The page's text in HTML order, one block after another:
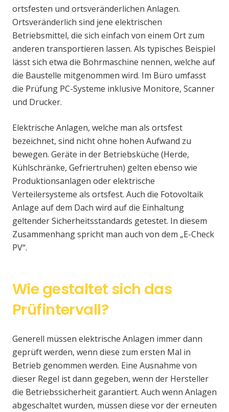
ortsfesten und ortsveränderlichen Anlagen.
Ortsveränderlich sind jene elektrischen
Betriebsmittel, die sich einfach von einem Ort zum
anderen transportieren lassen. Als typisches Beispiel
lässt sich etwa die Bohrmaschine nennen, welche auf
die Baustelle mitgenommen wird. Im Büro umfasst
die Prüfung PC-Systeme inklusive Monitore, Scanner
und Drucker.
Elektrische Anlagen, welche man als ortsfest
bezeichnet, sind nicht ohne hohen Aufwand zu
bewegen. Geräte in der Betriebsküche (Herde,
Kühlschränke, Gefriertruhen) gelten ebenso wie
Produktionsanlagen oder elektrische
Verteilersysteme als ortsfest. Auch die Fotovoltaik
Anlage auf dem Dach wird auf die Einhaltung
geltender Sicherheitsstandards getestet. In diesem
Zusammenhang spricht man auch von dem „E-Check
PV“.
Wie gestaltet sich das
Prüfintervall?
Generell müssen elektrische Anlagen immer dann
geprüft werden, wenn diese zum ersten Mal in
Betrieb genommen werden. Eine Ausnahme von
dieser Regel ist dann gegeben, wenn der Hersteller
die Betriebssicherheit garantiert. Auch wenn Anlagen
abgeschaltet wurden, müssen diese vor der erneuten